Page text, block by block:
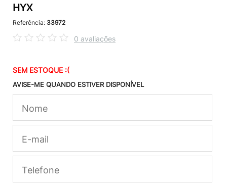
HYX
Referência: 33972
0 avaliações
SEM ESTOQUE :(
AVISE-ME QUANDO ESTIVER DISPONÍVEL